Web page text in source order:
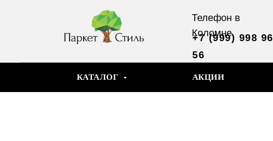
Телефон в
Коломне
+7 (999) 998 96
56
КАТАЛОГ АКЦИИ